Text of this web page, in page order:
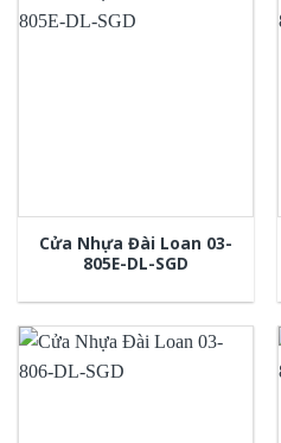
Cửa Nhựa Đài Loan 03-
805E-DL-SGD